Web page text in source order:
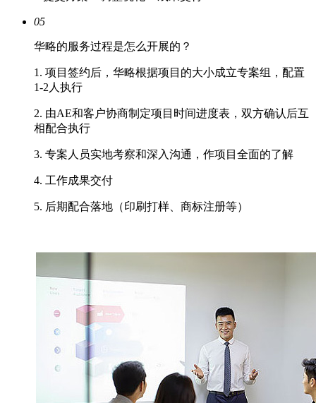
05
华略的服务过程是怎么开展的？
1. 项目签约后，华略根据项目的大小成立专案组，配置
1-2人执行
2. 由AE和客户协商制定项目时间进度表，双方确认后互
相配合执行
3. 专案人员实地考察和深入沟通，作项目全面的了解
4. 工作成果交付
5. 后期配合落地（印刷打样、商标注册等）